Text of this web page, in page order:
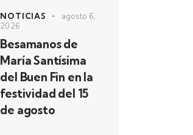
NOTICIAS
agosto 6,
2026
Besamanos de
María Santísima
del Buen Fin en la
festividad del 15
de agosto